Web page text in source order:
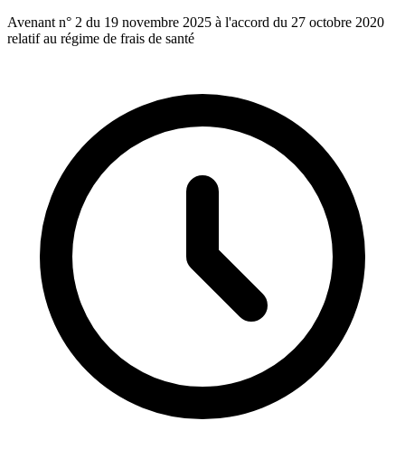
Avenant n° 2 du 19 novembre 2025 à l'accord du 27 octobre 2020
relatif au régime de frais de santé